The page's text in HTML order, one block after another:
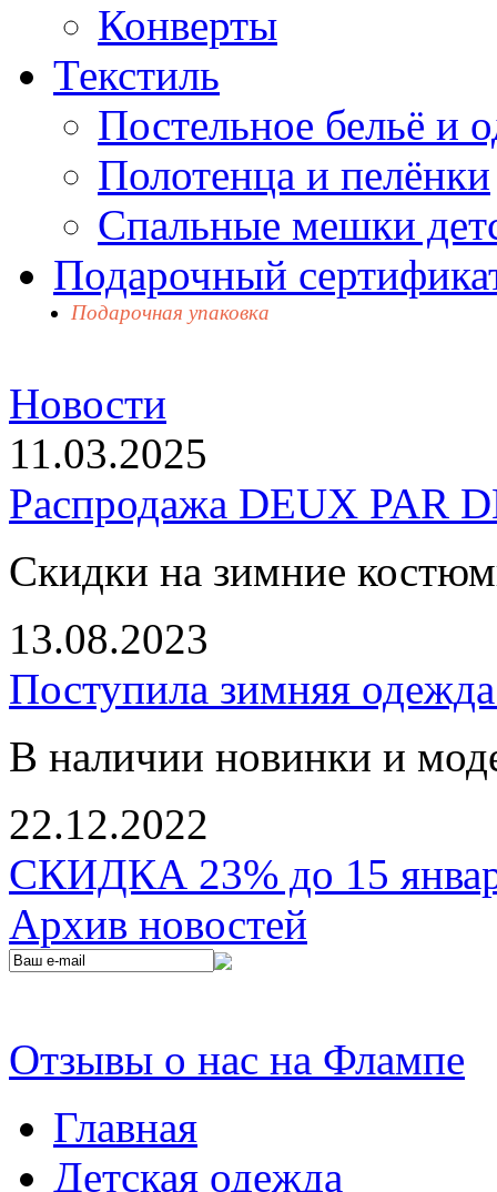
Конверты
Текстиль
Постельное бельё и
Полотенца и пелёнки
Спальные мешки
Подарочный
Подарочная упаковка
Новости
11.03.2025
Распродажа DEUX PAR
Скидки на зимние
13.08.2023
Поступила зимняя
В наличии новинки и
22.12.2022
СКИДКА 23% до 15
Архив новостей
Отзывы о нас на Флампе
Главная
Детская одежда